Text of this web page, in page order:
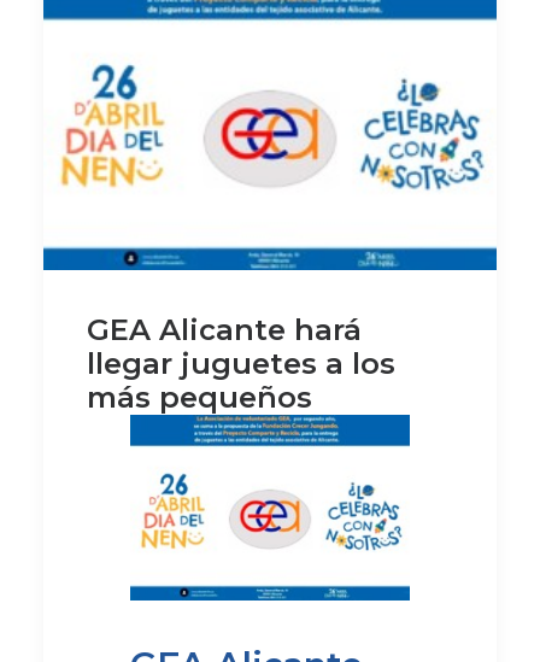
GEA Alicante hará
llegar juguetes a los
más pequeños